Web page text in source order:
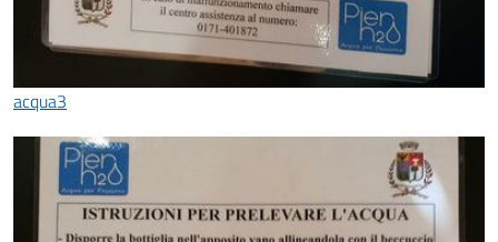
acqua3